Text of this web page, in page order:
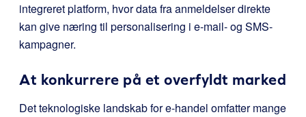
integreret platform, hvor data fra anmeldelser direkte
kan give næring til personalisering i e-mail- og SMS-
kampagner.
At konkurrere på et overfyldt marked
Det teknologiske landskab for e-handel omfatter mange